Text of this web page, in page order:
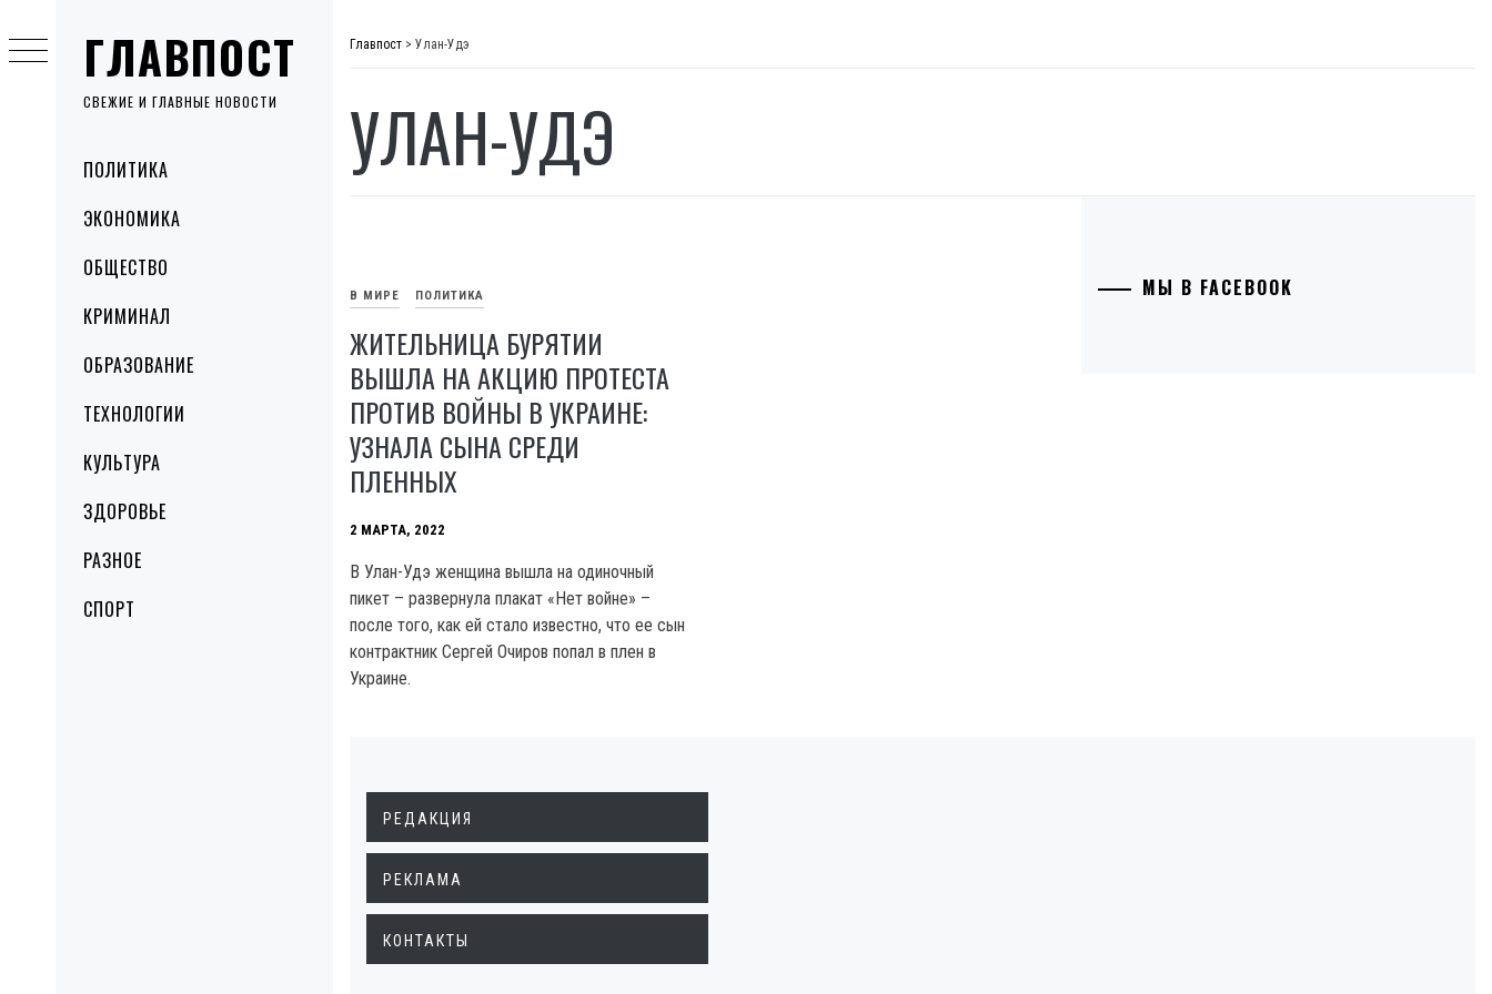
ГЛАВПОСТ
СВЕЖИЕ И ГЛАВНЫЕ НОВОСТИ
MenuПОЛИТИКА
ЭКОНОМИКА
ОБЩЕСТВО
КРИМИНАЛ
ОБРАЗОВАНИЕ
ТЕХНОЛОГИИ
КУЛЬТУРА
ЗДОРОВЬЕ
РАЗНОЕ
СПОРТ
to
content
Главпост > Улан-Удэ
УЛАН-УДЭ
В МИРЕ ПОЛИТИКА
ЖИТЕЛЬНИЦА БУРЯТИИ
ВЫШЛА НА АКЦИЮ ПРОТЕСТА
ПРОТИВ ВОЙНЫ В УКРАИНЕ:
УЗНАЛА СЫНА СРЕДИ
ПЛЕННЫХ
2 МАРТА, 2022
В Улан-Удэ женщина вышла на одиночный
пикет – развернула плакат «Нет войне» –
после того, как ей стало известно, что ее сын
контрактник Сергей Очиров попал в плен в
Украине.
МЫ В FACEBOOK
РЕДАКЦИЯ
РЕКЛАМА
КОНТАКТЫ